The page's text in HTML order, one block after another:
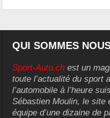
QUI SOMMES
Sport-Auto.ch est un
toute l’actualité du sport
l’automobile à l’heure
Sébastien Moulin, le site
équipe d’une dizaine de